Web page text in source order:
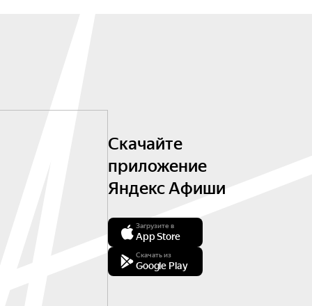
Скачайте
приложение
Яндекс Афиши
Загрузите в
App Store
Скачать из
Google Play